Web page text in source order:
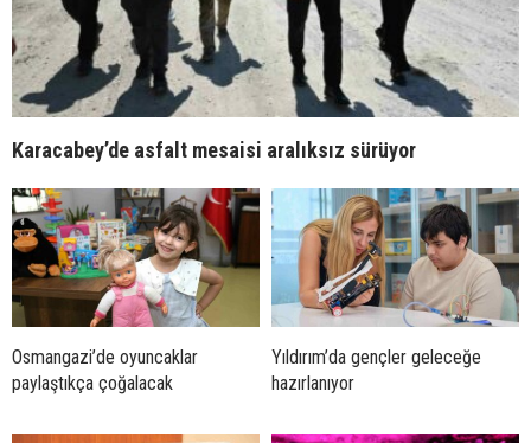
Karacabey’de asfalt mesaisi aralıksız sürüyor
Osmangazi’de oyuncaklar
paylaştıkça çoğalacak
Yıldırım’da gençler geleceğe
hazırlanıyor